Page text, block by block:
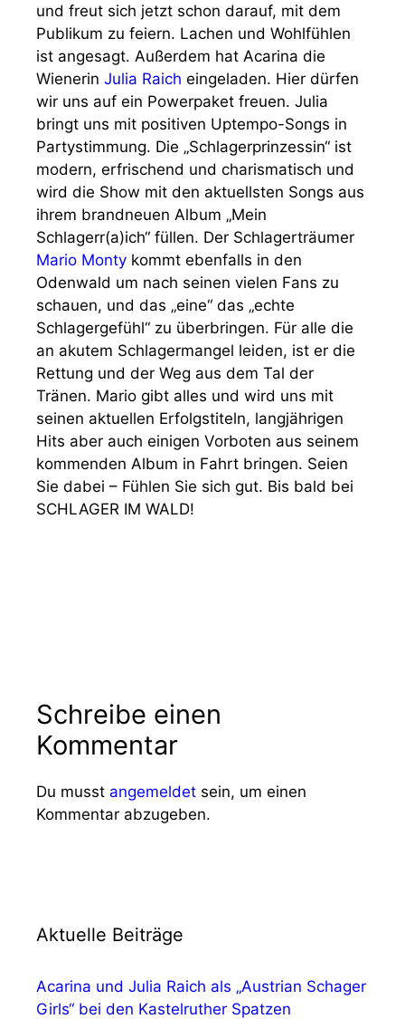
und freut sich jetzt schon darauf, mit dem
Publikum zu feiern. Lachen und Wohlfühlen
ist angesagt. Außerdem hat Acarina die
Wienerin Julia Raich eingeladen. Hier dürfen
wir uns auf ein Powerpaket freuen. Julia
bringt uns mit positiven Uptempo-Songs in
Partystimmung. Die „Schlagerprinzessin“ ist
modern, erfrischend und charismatisch und
wird die Show mit den aktuellsten Songs aus
ihrem brandneuen Album „Mein
Schlagerr(a)ich“ füllen. Der Schlagerträumer
Mario Monty kommt ebenfalls in den
Odenwald um nach seinen vielen Fans zu
schauen, und das „eine“ das „echte
Schlagergefühl“ zu überbringen. Für alle die
an akutem Schlagermangel leiden, ist er die
Rettung und der Weg aus dem Tal der
Tränen. Mario gibt alles und wird uns mit
seinen aktuellen Erfolgstiteln, langjährigen
Hits aber auch einigen Vorboten aus seinem
kommenden Album in Fahrt bringen. Seien
Sie dabei – Fühlen Sie sich gut. Bis bald bei
SCHLAGER IM WALD!
Schreibe einen
Kommentar
Du musst angemeldet sein, um einen
Kommentar abzugeben.
Aktuelle Beiträge
Acarina und Julia Raich als „Austrian Schager
Girls“ bei den Kastelruther Spatzen